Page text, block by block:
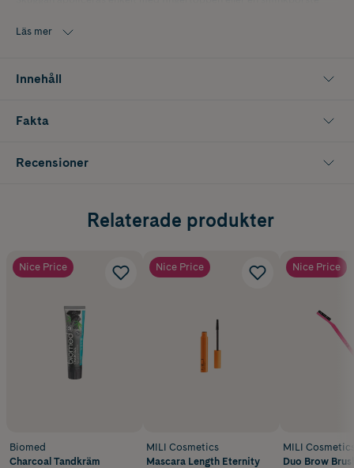
uppbyggbara konsistensen kan du enkelt anpassa intensiteten, från
Innehåller 3 g.
Läs mer
Innehåll
Fakta
Recensioner
Relaterade produkter
Nice Price
Biomed
Charcoal Tandkräm
Nice Price
MILI Cosmetics
Mascara Length Eternity
Nice Price
MILI
Duo Brow